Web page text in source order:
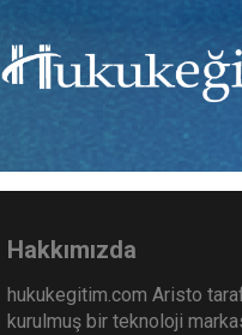
Anonim Şirketler - 2 - IV.
Hukuku Kongresi - VII.
360
Ekibinize,
sınırsız
Hakkımızda
hukukegitim.com Aristo
kurulmuş bir teknoloji